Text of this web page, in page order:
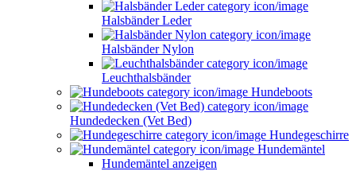
Halsbänder Leder
Halsbänder Nylon
Leuchthalsbänder
Hundeboots
Hundedecken (Vet Bed)
Hundegeschirre
Hundemäntel
Hundemäntel anzeigen